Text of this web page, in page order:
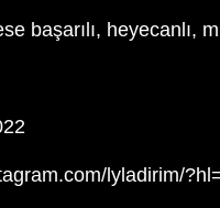
başarılı, heyecanlı,
lyladirim/